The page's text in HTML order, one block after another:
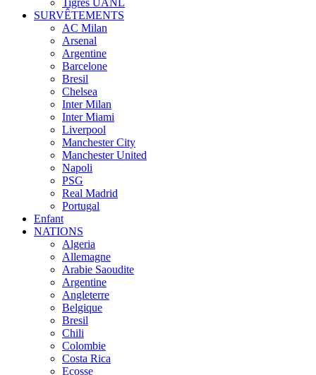
Tigres UANL
SURVÊTEMENTS
AC Milan
Arsenal
Argentine
Barcelone
Bresil
Chelsea
Inter Milan
Inter Miami
Liverpool
Manchester City
Manchester United
Napoli
PSG
Real Madrid
Portugal
Enfant
NATIONS
Algeria
Allemagne
Arabie Saoudite
Argentine
Angleterre
Belgique
Bresil
Chili
Colombie
Costa Rica
Ecosse